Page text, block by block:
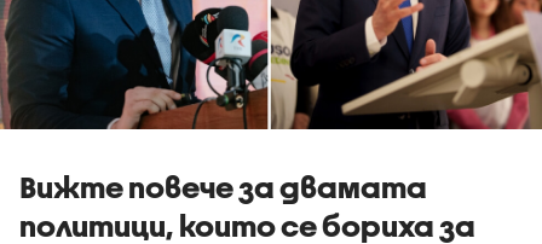
Вижте повече за двамата
политици, които се бориха за